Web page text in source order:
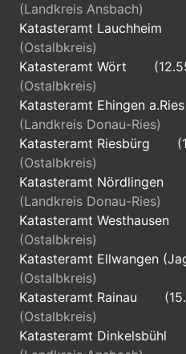
(Landkreis Ansbach)
Katasteramt Lauchheim
(Ostalbkreis)
Katasteramt Wört
(Ostalbkreis)
Katasteramt Ehingen a.Ries
(Landkreis Donau-Ries)
Katasteramt Riesbürg
(Ostalbkreis)
Katasteramt Nördlingen
(Landkreis Donau-Ries)
Katasteramt Westhausen
(Ostalbkreis)
Katasteramt Ellwangen
(Ostalbkreis)
Katasteramt Rainau
(Ostalbkreis)
Katasteramt Dinkelsbühl